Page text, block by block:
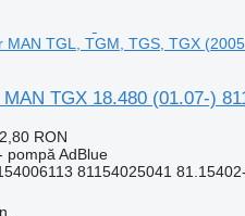
MAN TGL, TGM, TGS, TGX
MAN TGX 18.480 (01.07-)
RON
pompă AdBlue
81154025041